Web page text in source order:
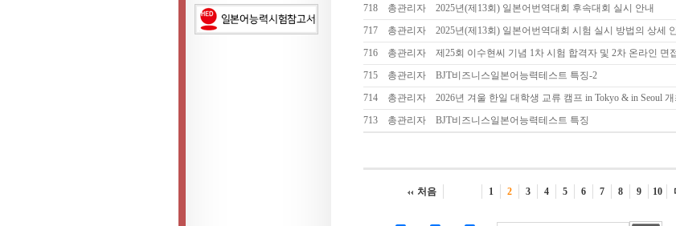
718
총관리자 2025년(제13회) 일본어번역대회 후속대회 실시 안내
717
총관리자 2025년(제13회) 일본어번역대회 시험 실시 방법의 상세
716
총관리자 제25회 이수현씨 기념 1차 시험 합격자 및 2차 온라인 면
715
총관리자 BJT비즈니스일본어능력테스트 특징-2
714
총관리자 2026년 겨울 한일 대학생 교류 캠프 in Tokyo & in Seoul
713
총관리자 BJT비즈니스일본어능력테스트 특징
처음 1 2 3 4 5 6 7 8 9 10